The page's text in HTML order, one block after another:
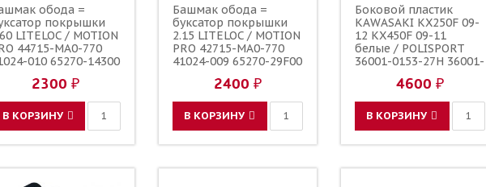
обода =
покрышки
LITELOC / MOTION
44715-MA0-770
010 65270-14300
2300 ₽
В КОРЗИНУ
Башмак обода =
буксатор покрышки
2.15 LITELOC / MOTION
PRO 42715-MA0-770
41024-009 65270-29F00
25394-00-00
2400 ₽
В КОРЗИНУ
Боковой пластик
KAWASAKI KX250F 09-
12 KX450F 09-11
белые / POLISPORT
36001-0153-27H 36001-
25P 36001-0153-25P
36001-0153-25N 36001-
0151-25N
4600 ₽
В КОРЗИНУ